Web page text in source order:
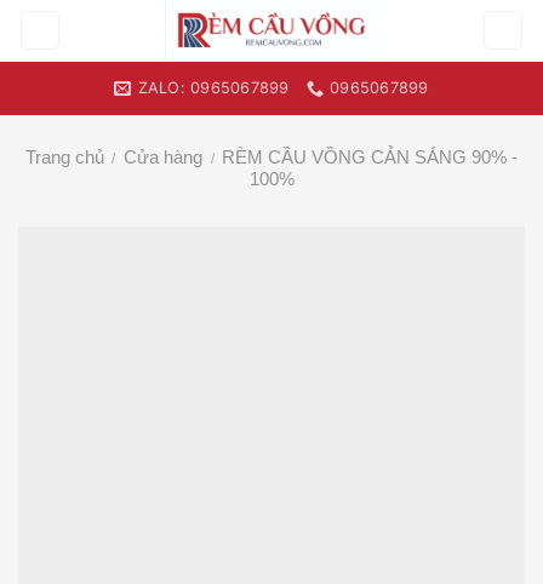
ZALO: 0965067899 0965067899
Trang chủ / Cửa hàng / RÈM CẦU VỒNG CẢN SÁNG 90% -
100%